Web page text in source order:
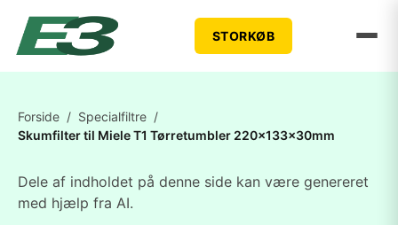
STORKØB
Forside / Specialfiltre /
Skumfilter til Miele T1 Tørretumbler 220x133x30mm
Dele af indholdet på denne side kan være genereret
med hjælp fra AI.